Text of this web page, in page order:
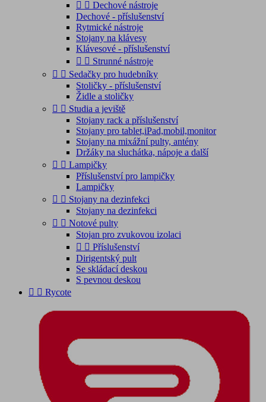
  Dechové nástroje
Dechové - příslušenství
Rytmické nástroje
Stojany na klávesy
Klávesové - příslušenství
  Strunné nástroje
  Sedačky pro hudebníky
Stoličky - příslušenství
Židle a stoličky
  Studia a jeviště
Stojany rack a příslušenství
Stojany pro tablet,iPad,mobil,monitor
Stojany na mixážní pulty, antény
Držáky na sluchátka, nápoje a další
  Lampičky
Příslušenství pro lampičky
Lampičky
  Stojany na dezinfekci
Stojany na dezinfekci
  Notové pulty
Stojan pro zvukovou izolaci
  Příslušenství
Dirigentský pult
Se skládací deskou
S pevnou deskou
  Rycote